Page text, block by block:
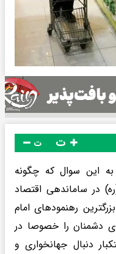
ت
این سوال که چگونه
در ساماندهی اقتصاد
رهنمودهای امام
دشمنان را خصوصا در
دنبال جهانخواری و